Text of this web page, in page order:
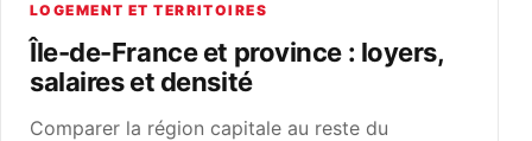
LOGEMENT ET TERRITOIRES
Île-de-France et province : loyers,
salaires et densité
Comparer la région capitale au reste du